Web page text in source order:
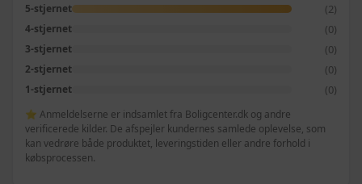
5-stjernet (2)
4-stjernet (0)
3-stjernet (0)
2-stjernet (0)
1-stjernet (0)
⭐ Anmeldelserne er indsamlet fra Boligcenter.dk og andre
verificerede kilder. De afspejler kundernes samlede oplevelse, som
kan vedrøre både produktet, leveringstiden eller andre forhold i
købsprocessen.